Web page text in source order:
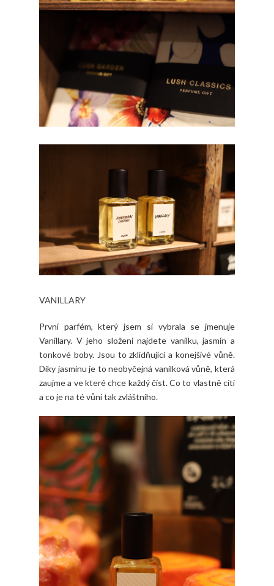
VANILLARY
První parfém, který jsem si vybrala se jmenuje
Vanillary. V jeho složení najdete vanilku, jasmín a
tonkové boby. Jsou to zklidňující a konejšivé vůně.
Díky jasmínu je to neobyčejná vanilková vůně, která
zaujme a ve které chce každý číst. Co to vlastně cítí
a co je na té vůni tak zvláštního.